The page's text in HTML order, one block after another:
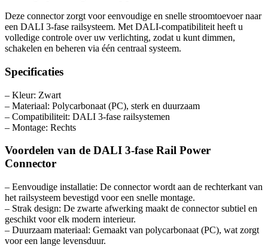
Deze connector zorgt voor eenvoudige en snelle stroomtoevoer naar
een DALI 3-fase railsysteem. Met DALI-compatibiliteit heeft u
volledige controle over uw verlichting, zodat u kunt dimmen,
schakelen en beheren via één centraal systeem.
Specificaties
– Kleur: Zwart
– Materiaal: Polycarbonaat (PC), sterk en duurzaam
– Compatibiliteit: DALI 3-fase railsystemen
– Montage: Rechts
Voordelen van de DALI 3-fase Rail Power
Connector
– Eenvoudige installatie: De connector wordt aan de rechterkant van
het railsysteem bevestigd voor een snelle montage.
– Strak design: De zwarte afwerking maakt de connector subtiel en
geschikt voor elk modern interieur.
– Duurzaam materiaal: Gemaakt van polycarbonaat (PC), wat zorgt
voor een lange levensduur.